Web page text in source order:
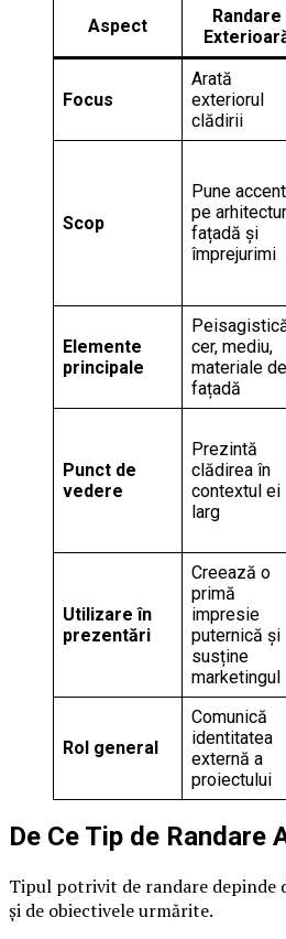
Aspect
Randare
Focus
Arată
exteriorul
clădirii
Scop
Pune
pe
fațadă și
împrejurimi
Elemente
principale
cer, mediu,
materiale de
fațadă
Punct de
vedere
Prezintă
clădirea în
contextul ei
larg
Utilizare în
prezentări
Creează o
primă
impresie
puternică și
susține
marketingul
Rol general
Comunică
identitatea
externă a
proiectului
De Ce Tip de Randare
Tipul potrivit de randare depinde
și de obiectivele urmărite.